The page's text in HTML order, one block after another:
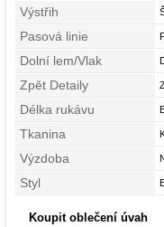
Výstřih
Pasová linie
Dolní lem/Vlak
Zpět Detaily
Délka rukávu
Tkanina
Výzdoba
Styl
Koupit oblečení úvah